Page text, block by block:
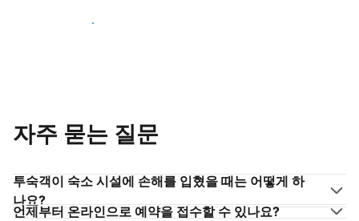
숙소 호스트로 동참하기
자주 묻는 질문
투숙객이 숙소 시설에 손해를 입혔을 때는 어떻게 하
나요?
언제부터 온라인으로 예약을 접수할 수 있나요?